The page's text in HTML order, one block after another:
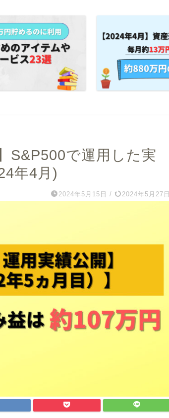
S&P500で運用した実
年4月)
2024年5月15日 / 2024年5月27日